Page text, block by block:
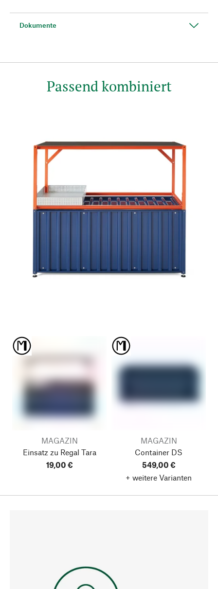
Dokumente
Passend kombiniert
MAGAZIN
Einsatz zu Regal Tara
19,00 €
MAGAZIN
Container DS
549,00 €
+ weitere Varianten